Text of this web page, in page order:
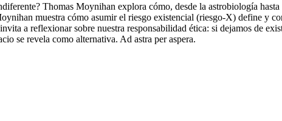
Thomas Moynihan explora cómo, desde la astrobiología hasta
muestra cómo asumir el riesgo existencial (riesgo-X) define y
a reflexionar sobre nuestra responsabilidad ética: si dejamos de
se revela como alternativa. Ad astra per aspera.